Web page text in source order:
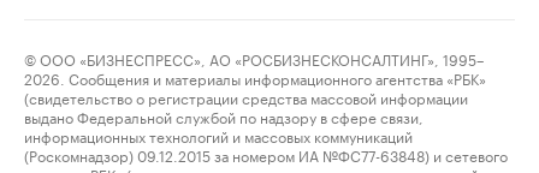
© ООО «БИЗНЕСПРЕСС», АО «РОСБИЗНЕСКОНСАЛТИНГ», 1995–
2026. Сообщения и материалы информационного агентства «РБК»
(свидетельство о регистрации средства массовой информации
выдано Федеральной службой по надзору в сфере связи,
информационных технологий и массовых коммуникаций
(Роскомнадзор) 09.12.2015 за номером ИА №ФС77-63848) и сетевого